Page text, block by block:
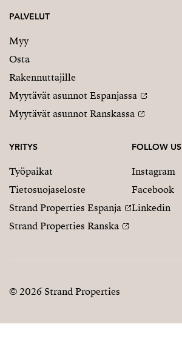
PALVELUT
Myy
Osta
Rakennuttajille
Myytävät asunnot Espanjassa
Myytävät asunnot Ranskassa
YRITYS
Työpaikat
Tietosuojaseloste
Strand Properties Espanja
Strand Properties Ranska
FOLLOW US
Instagram
Facebook
Linkedin
© 2026 Strand Properties